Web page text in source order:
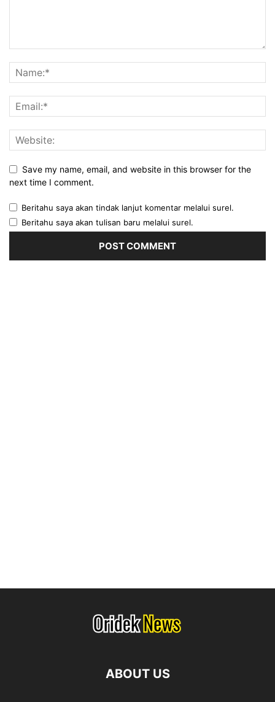
Save my name, email, and website in this browser for the
next time I comment.
Beritahu saya akan tindak lanjut komentar melalui surel.
Beritahu saya akan tulisan baru melalui surel.
ABOUT US